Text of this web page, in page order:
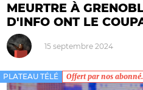
MEURTRE À
D'INFO ONT LE
15 septembre 2024
PLATEAU TÉLÉ Offert par nos